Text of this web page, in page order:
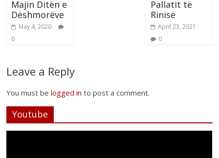
Majin Ditën e
Dëshmorëve
May 4, 2020
0
Pallatit të
Rinisë
April 23, 2021
0
Leave a Reply
You must belogged in to post a comment.
Youtube